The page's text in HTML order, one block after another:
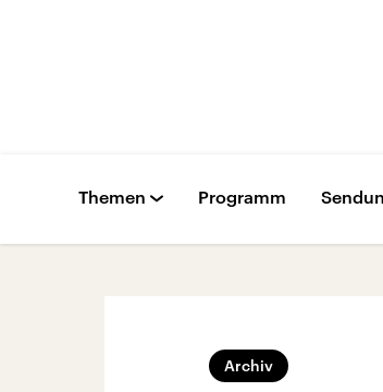
Themen Programm
Archiv